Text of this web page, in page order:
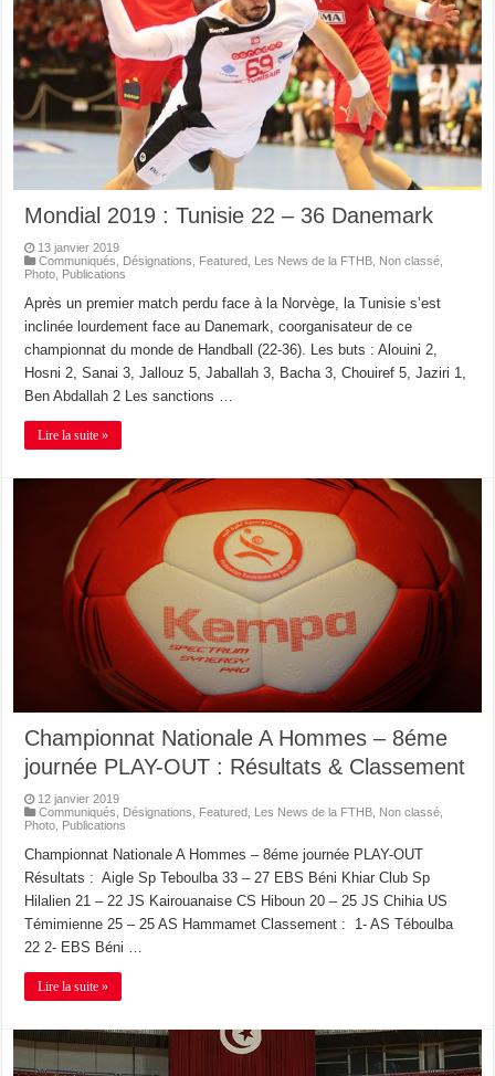
Mondial 2019 : Tunisie 22 – 36 Danemark
13 janvier 2019
Communiqués
Désignations Featured Les News de la FTHB Non classé
Photo Publications
Après un premier match perdu face à la Norvège, la Tunisie s’est
inclinée lourdement face au Danemark, coorganisateur de ce
championnat du monde de Handball (22-36). Les buts : Alouini 2,
Hosni 2, Sanai 3, Jallouz 5, Jaballah 3, Bacha 3, Chouiref 5, Jaziri 1,
Ben Abdallah 2 Les sanctions …
Lire la suite »
Championnat Nationale A Hommes – 8éme
journée PLAY-OUT : Résultats & Classement
12 janvier 2019
Communiqués
Désignations Featured Les News de la FTHB Non classé
Photo Publications
Championnat Nationale A Hommes – 8éme journée PLAY-OUT
Résultats : Aigle Sp Teboulba 33 – 27 EBS Béni Khiar Club Sp
Hilalien 21 – 22 JS Kairouanaise CS Hiboun 20 – 25 JS Chihia US
Témimienne 25 – 25 AS Hammamet Classement : 1- AS Téboulba
22 2- EBS Béni …
Lire la suite »